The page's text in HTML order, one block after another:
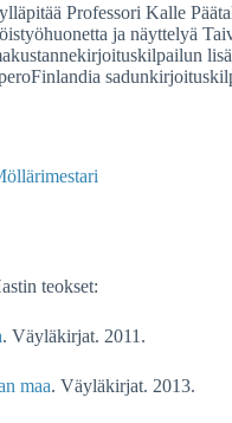
Professori Kalle
ja näyttelyä
teokset:
. Väyläkirjat. 2011.
maa. Väyläkirjat. 2013.